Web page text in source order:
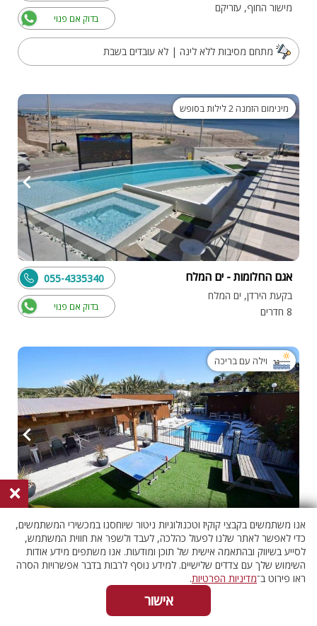
מישור החוף, עזריקם
בדוק אם פנוי
מתחם מסיבות ללא לינה | לא עובדים בשבת
מינימום הזמנה 2 לילות בסופש
אגם החלומות - ים המלח
בקעת הירדן, ים המלח
8 חדרים
בדוק אם פנוי
055-4335340
וילה עם בריכה
אירוח גלילי ירכא
גליל מערבי, ירכא
7 חדרים
בדוק אם פנוי
055-4538241
×
אנו משתמשים בקבצי קוקיז וטכנולוגיות ניטור שיוחסנו במכשירי המשתמשים,
כדי לאפשר לאתר שלנו לפעול כהלכה, לעבד ולשפר את חווית המשתמש,
לסייע בשיווק ובהתאמה אישית של תוכן ומודעות. אנו משתפים מידע אודות
השימוש שלך עם צדדים שלישיים. למידע נוסף לרבות בדבר אפשרויות הסרה
ראו פירוט ב־מדיניות הפרטיות.
אישור